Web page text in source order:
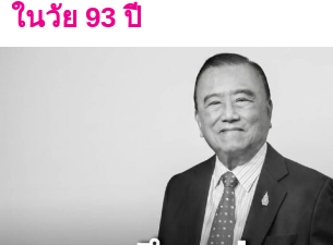
ในวัย 93 ปี